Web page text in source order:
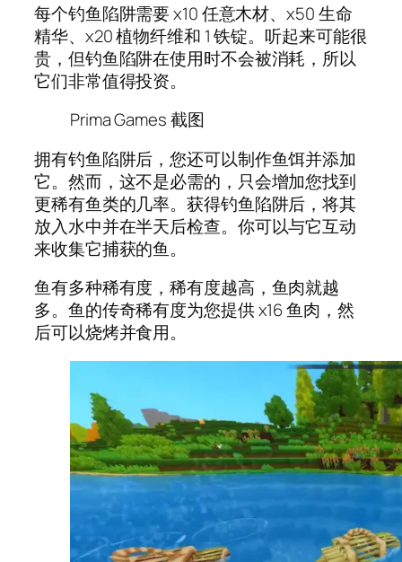
每个钓鱼陷阱需要 x10 任意木材、x50 生命
精华、x20 植物纤维和 1 铁锭。听起来可能很
贵，但钓鱼陷阱在使用时不会被消耗，所以
它们非常值得投资。
Prima Games 截图
拥有钓鱼陷阱后，您还可以制作鱼饵并添加
它。然而，这不是必需的，只会增加您找到
更稀有鱼类的几率。获得钓鱼陷阱后，将其
放入水中并在半天后检查。你可以与它互动
来收集它捕获的鱼。
鱼有多种稀有度，稀有度越高，鱼肉就越
多。鱼的传奇稀有度为您提供 x16 鱼肉，然
后可以烧烤并食用。